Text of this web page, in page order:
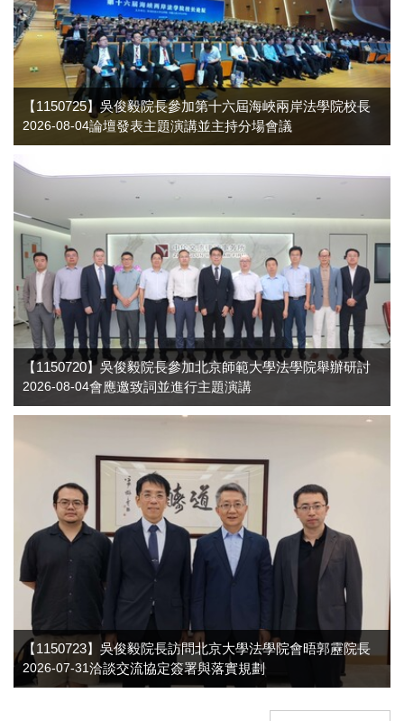
【1150725】吳俊毅院長參加第十六屆海峽兩岸法學院校長
論壇發表主題演講並主持分場會議
2026-08-04
【1150720】吳俊毅院長參加北京師範大學法學院舉辦研討
會應邀致詞並進行主題演講
2026-08-04
【1150723】吳俊毅院長訪問北京大學法學院會晤郭靂院長
洽談交流協定簽署與落實規劃
2026-07-31